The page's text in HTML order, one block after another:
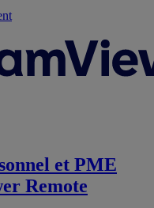
et PME
Remote